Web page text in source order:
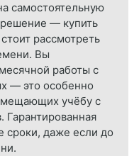
самостоятельную
решение — купить
рассмотреть
Вы
работы с
— это особенно
учёбу с
сроки, даже если до